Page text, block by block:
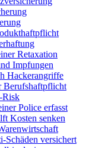
Retaxation
Impfungen
Hackerangriffe
Berufshaftpflicht
Risk
Police erfasst
Kosten senken
Schäden versichert